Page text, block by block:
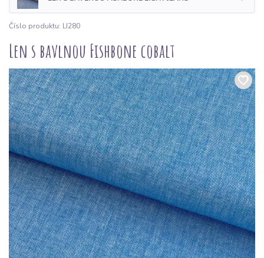
Číslo produktu: LI280
Len s bavlnou Fishbone cobalt